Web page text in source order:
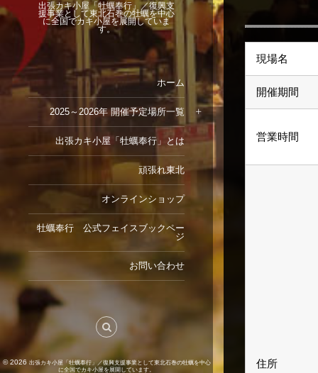
出張カキ小屋「牡蠣奉行」／復興支
援事業として東北石巻の牡蠣を中心
に全国でカキ小屋を展開していま
す。
ホーム
2025～2026年 開催予定場所一覧
出張カキ小屋「牡蠣奉行」とは
頑張れ東北
オンラインショップ
牡蠣奉行 公式フェイスブックペー
ジ
お問い合わせ
© 2026 出張カキ小屋「牡蠣奉行」／復興支援事業として東北石巻の牡蠣を中心
に全国でカキ小屋を展開しています。
現場名
開催期間
営業時間
住所